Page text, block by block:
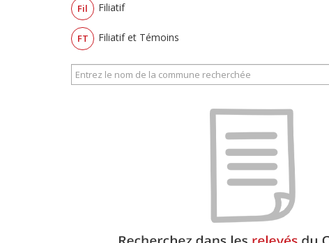
Fil Filiatif
FT Filiatif et Témoins